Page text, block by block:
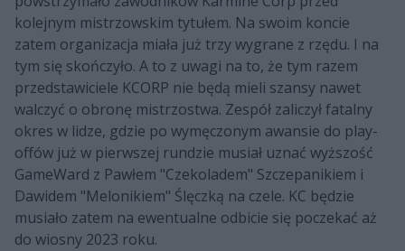
kolejnym mistrzowskim tytułem. Na swoim koncie
zatem organizacja miała już trzy wygrane z rzędu. I na
tym się skończyło. A to z uwagi na to, że tym razem
przedstawiciele KCORP nie będą mieli szansy nawet
walczyć o obronę mistrzostwa. Zespół zaliczył fatalny
okres w lidze, gdzie po wymęczonym awansie do play-
offów już w pierwszej rundzie musiał uznać wyższość
GameWard z Pawłem "Czekoladem" Szczepanikiem i
Dawidem "Melonikiem" Ślęczką na czele. KC będzie
musiało zatem na ewentualne odbicie się poczekać aż
do wiosny 2023 roku.